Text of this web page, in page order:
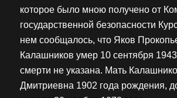
которое было мною получено от
государственной безопасности
нем сообщалось, что Яков
Калашников умер 10 сентября
смерти не указана. Мать
Дмитриевна 1902 года рождения,